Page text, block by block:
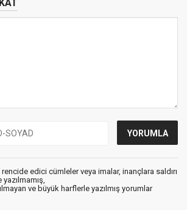
edici cümleler veya imalar, inançlara saldırı
ve büyük harflerle yazılmış yorumlar